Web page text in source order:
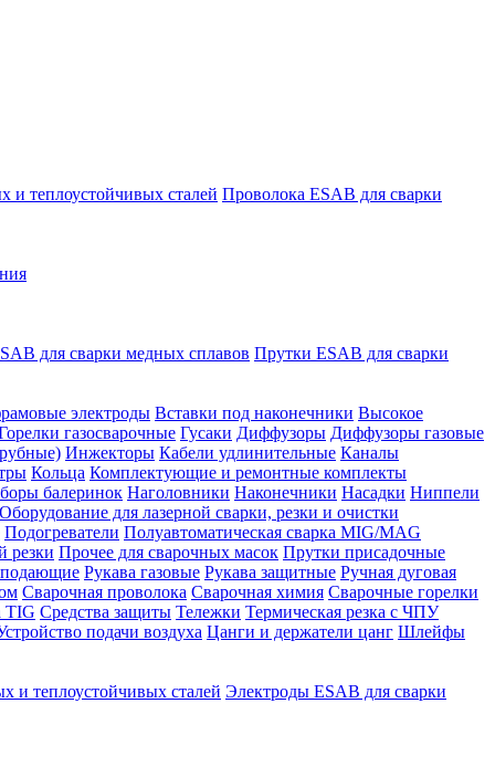
и теплоустойчивых сталей Проволока ESAB для сварки
для сварки медных сплавов Прутки ESAB для сварки
электроды Вставки под наконечники Высокое
газосварочные Гусаки Диффузоры Диффузоры газовые
Инжекторы Кабели удлинительные Каналы
Кольца Комплектующие и ремонтные комплекты
балеринок Наголовники Наконечники Насадки Ниппели
Оборудование для лазерной сварки, резки и очистки
Подогреватели Полуавтоматическая сварка MIG/MAG
резки Прочее для сварочных масок Прутки присадочные
Рукава газовые Рукава защитные Ручная дуговая
Сварочная проволока Сварочная химия Сварочные горелки
TIG Средства защиты Тележки Термическая резка с ЧПУ
подачи воздуха Цанги и держатели цанг Шлейфы
и теплоустойчивых сталей Электроды ESAB для сварки